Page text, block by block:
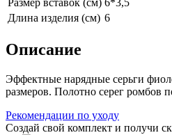
Длина изделия (см) 6
Описание
Эффектные нарядные серьги
размеров. Полотно серег ромбов
Рекомендации по уходу
Создай свой комплект и получи